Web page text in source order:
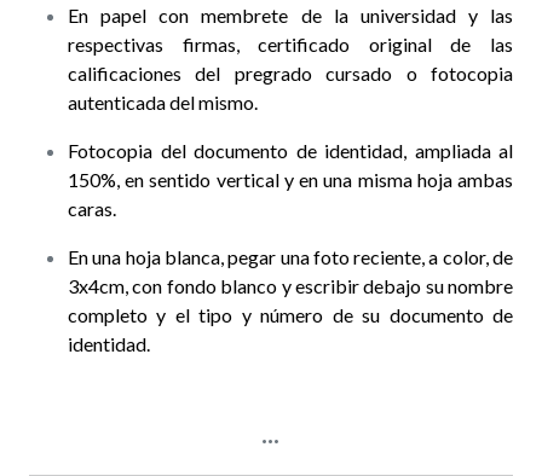
En papel con membrete de la universidad y las
respectivas firmas, certificado original de las
calificaciones del pregrado cursado o fotocopia
autenticada del mismo.
Fotocopia del documento de identidad, ampliada al
150%, en sentido vertical y en una misma hoja ambas
caras.
En una hoja blanca, pegar una foto reciente, a color, de
3x4cm, con fondo blanco y escribir debajo su nombre
completo y el tipo y número de su documento de
identidad.